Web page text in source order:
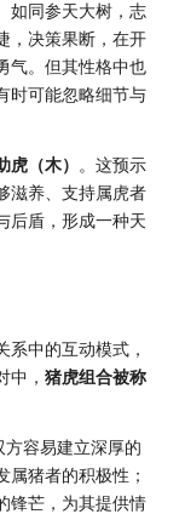
如同参天大树，志
，决策果断，在开
气。但其性格中也
时可能忽略细节与
虎（木）
。这预示
滋养、支持属虎者
后盾，形成一种天
系中的互动模式，
中， 猪虎组合被称
方容易建立深厚的
猪者的积极性；
锋芒，为其提供情